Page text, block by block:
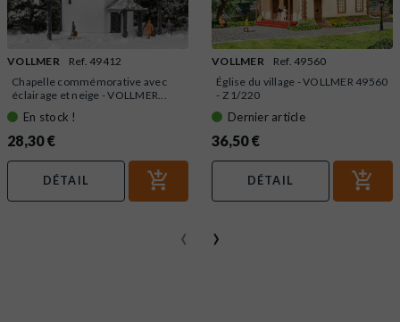
VOLLMER
Ref. 49412
Chapelle commémorative avec
éclairage et neige - VOLLMER...
En stock !
28,30 €
DÉTAIL
VOLLMER
Ref. 49560
Église du village - VOLLMER 49560
- Z 1/220
Dernier article
36,50 €
DÉTAIL
‹ ›